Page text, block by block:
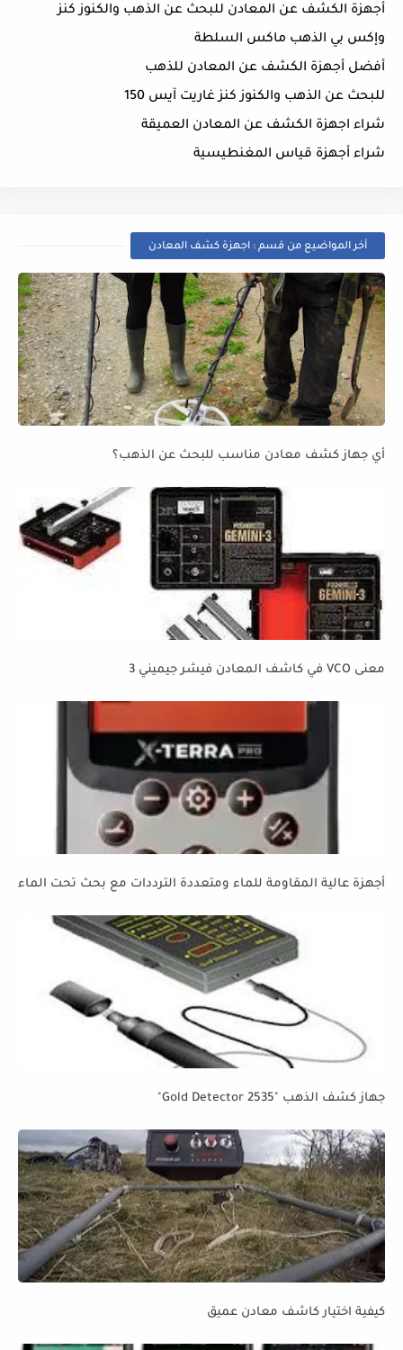
أجهزة الكشف عن المعادن للبحث عن الذهب والكنوز كنز
وإكس بي الذهب ماكس السلطة
أفضل أجهزة الكشف عن المعادن للذهب
للبحث عن الذهب والكنوز كنز غاريت آيس 150
شراء اجهزة الكشف عن المعادن العميقة
شراء أجهزة قياس المغنطيسية
أخر المواضيع من قسم : اجهزة كشف المعادن
أي جهاز كشف معادن مناسب للبحث عن الذهب؟
معنى VCO في كاشف المعادن فيشر جيميني 3
أجهزة عالية المقاومة للماء ومتعددة الترددات مع بحث تحت الماء
جهاز كشف الذهب "Gold Detector 2535"
كيفية اختيار كاشف معادن عميق